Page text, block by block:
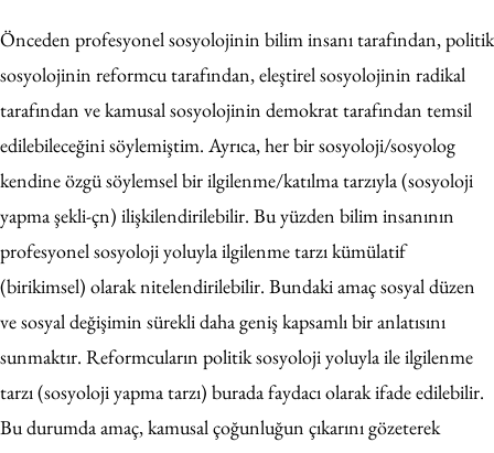
Önceden profesyonel sosyolojinin bilim insanı tarafından, politik
sosyolojinin reformcu tarafından, eleştirel sosyolojinin radikal
tarafından ve kamusal sosyolojinin demokrat tarafından temsil
edilebileceğini söylemiştim. Ayrıca, her bir sosyoloji/sosyolog
kendine özgü söylemsel bir ilgilenme/katılma tarzıyla (sosyoloji
yapma şekli-çn) ilişkilendirilebilir. Bu yüzden bilim insanının
profesyonel sosyoloji yoluyla ilgilenme tarzı kümülatif
(birikimsel) olarak nitelendirilebilir. Bundaki amaç sosyal düzen
ve sosyal değişimin sürekli daha geniş kapsamlı bir anlatısını
sunmaktır. Reformcuların politik sosyoloji yoluyla ile ilgilenme
tarzı (sosyoloji yapma tarzı) burada faydacı olarak ifade edilebilir.
Bu durumda amaç, kamusal çoğunluğun çıkarını gözeterek